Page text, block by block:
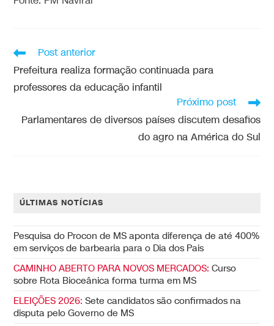
Post anterior
Prefeitura realiza formação continuada para
professores da educação infantil
Próximo post
Parlamentares de diversos países discutem desafios
do agro na América do Sul
ÚLTIMAS NOTÍCIAS
Pesquisa do Procon de MS aponta diferença de até 400%
em serviços de barbearia para o Dia dos Pais
CAMINHO ABERTO PARA NOVOS MERCADOS: Curso
sobre Rota Bioceânica forma turma em MS
ELEIÇÕES 2026: Sete candidatos são confirmados na
disputa pelo Governo de MS